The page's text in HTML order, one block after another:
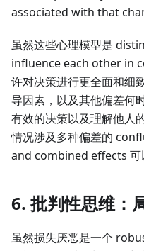
associated with that
虽然这些心理模型是
influence each other in
许对决策进行更全面和细
导因素，以及其他偏差何
有效的决策以及理解他人
情况涉及多种偏差的
and combined effects 可
6. 批判性思维：
虽然损失厌恶是一个